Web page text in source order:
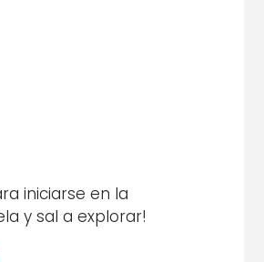
iniciarse en la
y sal a explorar!